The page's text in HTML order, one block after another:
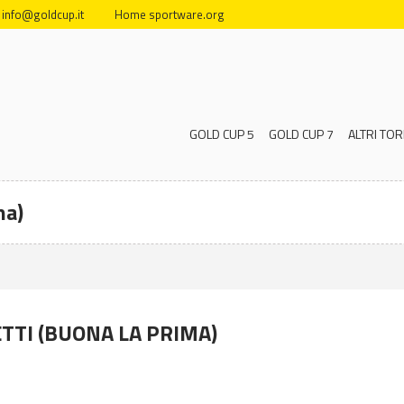
info@goldcup.it Home sportware.org
GOLD CUP 5 GOLD CUP 7 ALTRI
(BUONA LA PRIMA)